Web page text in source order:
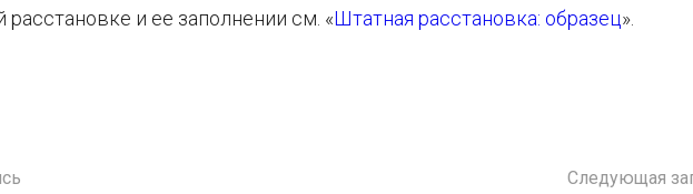
и ее заполнении см. «Штатная расстановка: образец».
Следующая